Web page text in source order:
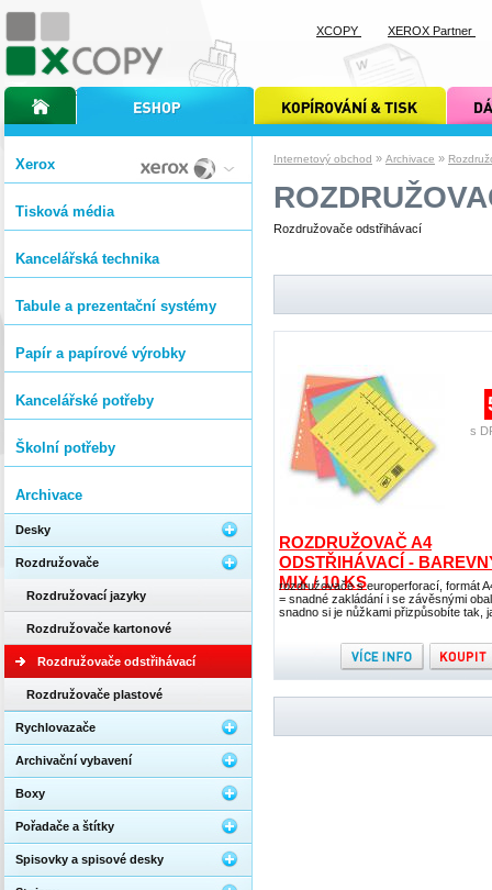
Internetový obchod » Archivace »
Rozdružovače odstřihávací
ROZDRUŽOVAČ A4
ODSTŘIHÁVACÍ -
MIX / 10 KS
rozdružovače s europerforací, formát
= snadné zakládání i se závěsnými
snadno si je nůžkami přizpůsobíte tak,
s
Xerox
Tisková média
Kancelářská technika
Tabule a prezentační systémy
Papír a papírové výrobky
Kancelářské potřeby
Školní potřeby
Archivace
Desky
Rozdružovače
Rozdružovací jazyky
Rozdružovače kartonové
Rozdružovače odstřihávací
Rozdružovače plastové
Rychlovazače
Archivační vybavení
Boxy
Pořadače a štítky
Spisovky a spisové desky
úvodní stránka xcopyinternetový obchod xcopy kopírování a tisk xcopy dárkové
XCOPY XEROX Partner